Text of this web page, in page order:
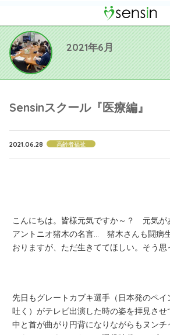
2021年6月
Sensinスクール『医療編』
2021.06.28 高齢者福祉
こんにちは。皆様元気ですか～？ 元気が
アントニオ猪木の名言… 猪木さんも闘病
おりますが、ただ生きててほしい。そう思
先日もグレートカブキ選手（日本発のペ
吐く）がテレビ出演した時の姿を拝見さ
中と首が曲がり円背になりながらもヌンチ